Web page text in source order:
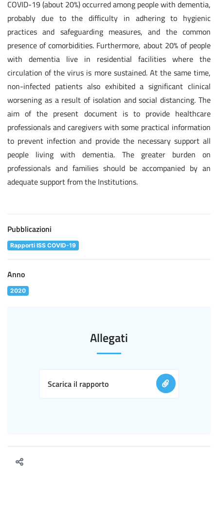
COVID-19 (about 20%) occurred among people with dementia,
probably due to the difficulty in adhering to hygienic
practices and safeguarding measures, and the common
presence of comorbidities. Furthermore, about 20% of people
with dementia live in residential facilities where the
circulation of the virus is more sustained. At the same time,
non-infected patients also exhibited a significant clinical
worsening as a result of isolation and social distancing. The
aim of the present document is to provide healthcare
professionals and caregivers with some practical information
to prevent infection and provide the necessary support all
people living with dementia. The greater burden on
professionals and families should be accompanied by an
adequate support from the Institutions.
Pubblicazioni
Rapporti ISS COVID-19
Anno
2020
Allegati
Scarica il rapporto